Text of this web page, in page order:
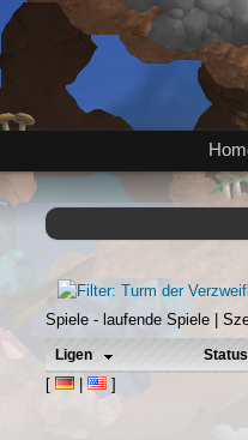
Spiele - laufende Spiele |
Ligen
[ | ]